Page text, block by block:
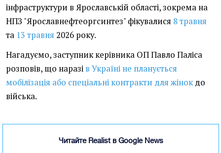
інфраструктури в Ярославській області, зокрема на
НПЗ "Ярославнефтеоргсинтез" фікувалися 8 травня
та 13 травня 2026 року.
Нагадуємо, заступник керівника ОП Павло Паліса
розповів, що наразі в Україні не планується
мобілізація або спеціальні контракти для жінокдо
війська.
Читайте Realist в Google News